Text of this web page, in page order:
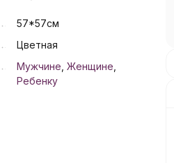
57*57см
Цветная
Мужчине Женщине
Ребенку